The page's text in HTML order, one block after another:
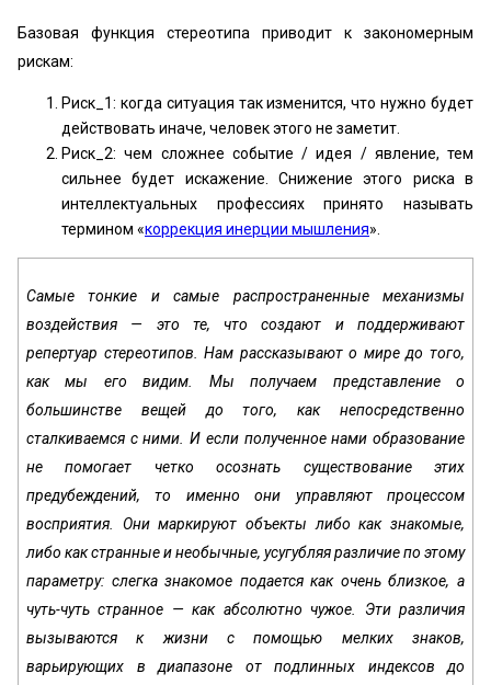
Базовая функция стереотипа приводит к закономерным
рискам:
Риск_1: когда ситуация так изменится, что нужно будет
действовать иначе, человек этого не заметит.
Риск_2: чем сложнее событие / идея / явление, тем
сильнее будет искажение. Снижение этого риска в
интеллектуальных профессиях принято называть
термином «‎коррекция инерции мышления».
Самые тонкие и самые распространенные механизмы
воздействия — это те, что создают и поддерживают
репертуар стереотипов. Нам рассказывают о мире до того,
как мы его видим. Мы получаем представление о
большинстве вещей до того, как непосредственно
сталкиваемся с ними. И если полученное нами образование
не помогает четко осознать существование этих
предубеждений, то именно они управляют процессом
восприятия. Они маркируют объекты либо как знакомые,
либо как странные и необычные, усугубляя различие по этому
параметру: слегка знакомое подается как очень близкое, а
чуть-чуть странное — как абсолютно чужое. Эти различия
вызываются к жизни с помощью мелких знаков,
варьирующих в диапазоне от подлинных индексов до